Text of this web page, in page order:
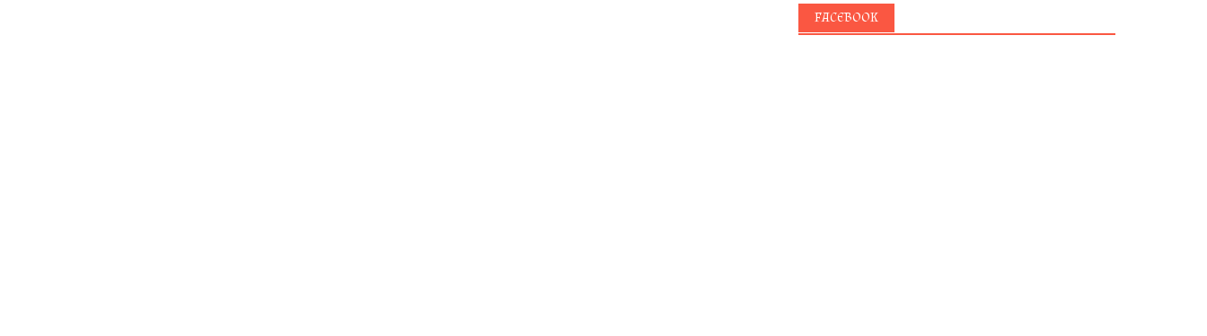
FACEBOOK